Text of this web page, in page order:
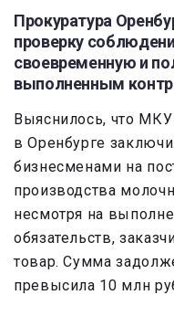
Прокуратура
проверку
своевременную и
выполненным
Выяснилось, что МКУ
в Оренбурге
бизнесменами на
производства
несмотря на
обязательств,
товар. Сумма
превысила 10 млн